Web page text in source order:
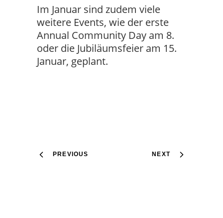
Im Januar sind zudem viele
weitere Events, wie der erste
Annual Community Day am 8.
oder die Jubiläumsfeier am 15.
Januar, geplant.
PREVIOUS NEXT